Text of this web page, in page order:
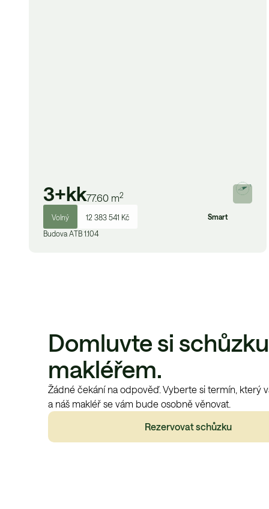
3+kk77.60 m2
Volný 12 383 541 Kč
Smart
Budova ATB 1.104
Domluvte si
makléřem.
Žádné čekání na odpověď. Vyberte si termín, který
a náš makléř se vám bude osobně věnovat.
Rezervovat schůzku